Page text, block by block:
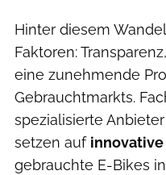
Hinter diesem
Faktoren:
eine zunehmende
Gebrauchtmarkts.
spezialisierte
setzen auf
gebrauchte E-Bikes